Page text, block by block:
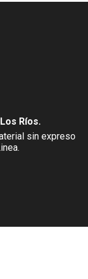
Ríos.
sin expreso